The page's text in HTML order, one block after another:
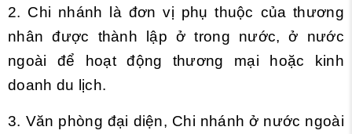
2. Chi nhánh là đơn vị phụ thuộc của thương
nhân được thành lập ở trong nước, ở nước
ngoài để hoạt động thương mại hoặc kinh
doanh du lịch.
3. Văn phòng đại diện, Chi nhánh ở nước ngoài